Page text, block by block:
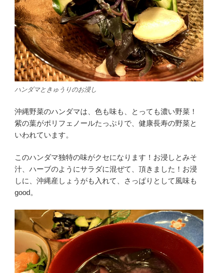
ハンダマときゅうりのお浸し
沖縄野菜のハンダマは、色も味も、とっても濃い野菜！
紫の葉がポリフェノールたっぷりで、健康長寿の野菜と
いわれています。
このハンダマ独特の味がクセになります！お浸しとみそ
汁、ハーブのようにサラダに混ぜて、頂きました！お浸
しに、沖縄産しょうがも入れて、さっぱりとして風味も
good。